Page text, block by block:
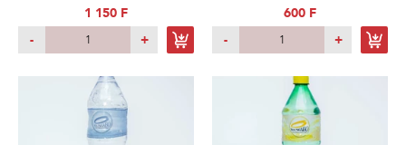
1 150 F
-
+
600 F
-
+